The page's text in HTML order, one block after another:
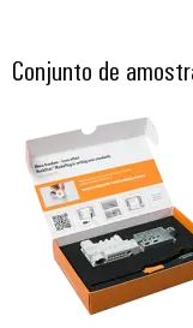
construção
quadros
elétricos
Máquinas
Soluções
para
os
vários
setores
(OEM)
Medição
de
energia
Weidmüller
Industrial
AI
Acesso
remoto
Conjunto de